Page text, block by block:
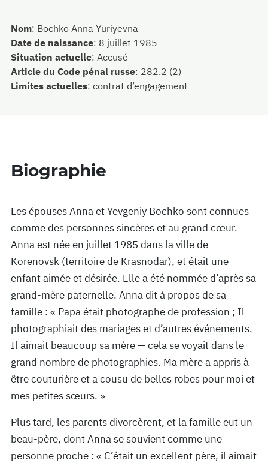
Nom: Bochko Anna Yuriyevna
Date de naissance: 8 juillet 1985
Situation actuelle: Accusé
Article du Code pénal russe: 282.2 (2)
Limites actuelles: contrat d’engagement
Biographie
Les épouses Anna et Yevgeniy Bochko sont connues
comme des personnes sincères et au grand cœur.
Anna est née en juillet 1985 dans la ville de
Korenovsk (territoire de Krasnodar), et était une
enfant aimée et désirée. Elle a été nommée d’après sa
grand-mère paternelle. Anna dit à propos de sa
famille : « Papa était photographe de profession ; Il
photographiait des mariages et d’autres événements.
Il aimait beaucoup sa mère — cela se voyait dans le
grand nombre de photographies. Ma mère a appris à
être couturière et a cousu de belles robes pour moi et
mes petites sœurs. »
Plus tard, les parents divorcèrent, et la famille eut un
beau-père, dont Anna se souvient comme une
personne proche : « C’était un excellent père, il aimait